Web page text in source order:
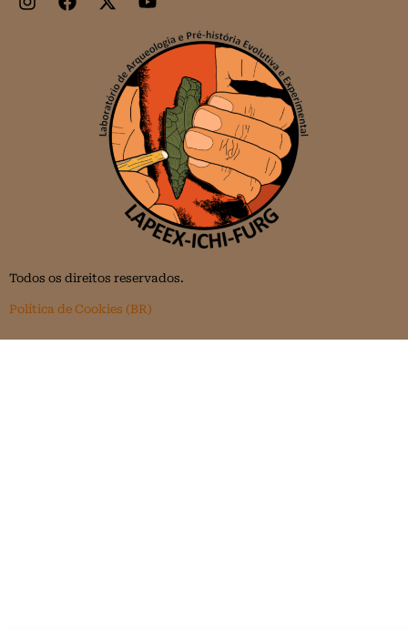
Todos os direitos reservados.
Política de Cookies (BR)